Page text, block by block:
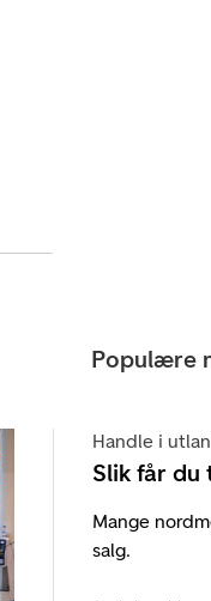
Populære
Handle i
Slik får du
Mange
salg.